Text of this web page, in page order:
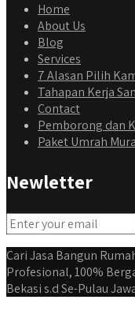
qyusipersada
Dalah satu hasil
Home
About Us
Blog
Services
7 Alasan Pilih
Tahapan Kerja
Contact
Pemborong dan
Paket Umrah
Newletter
Cari Jasa Bangun
Profesional, 100%
Bekasi s.d Se-Pulau